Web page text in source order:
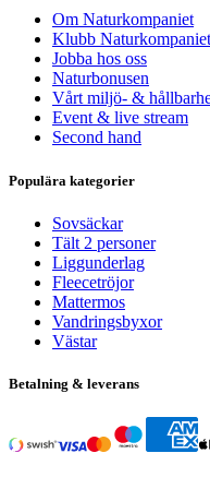
Om Naturkompaniet
Klubb Naturkompaniet
Jobba hos oss
Naturbonusen
Vårt miljö- &
Event & live stream
Second hand
Populära kategorier
Sovsäckar
Tält 2 personer
Liggunderlag
Fleecetröjor
Mattermos
Vandringsbyxor
Västar
Betalning & leverans